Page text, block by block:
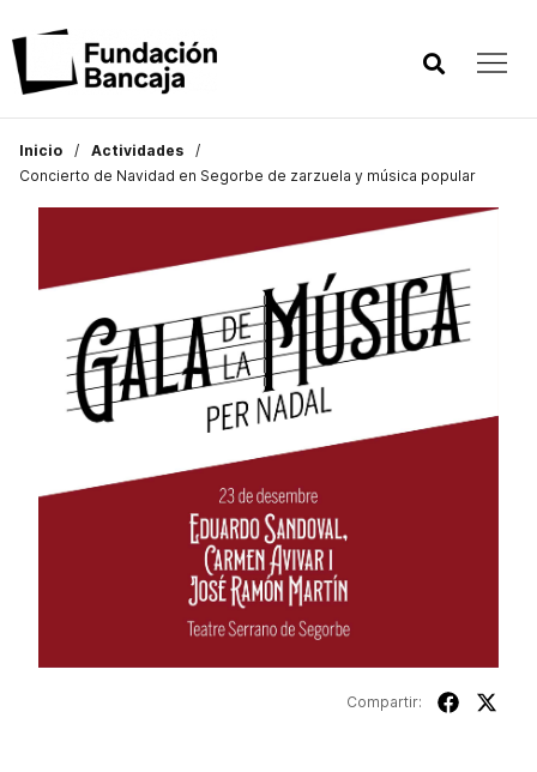
Inicio
Actividades
Concierto de Navidad en Segorbe de zarzuela y música popular
Compartir: